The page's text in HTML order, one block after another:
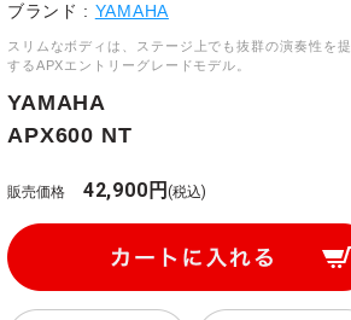
ブランド : YAMAHA
スリムなボディは、ステージ上でも抜群の演奏性を
するAPXエントリーグレードモデル。
YAMAHA
APX600 NT
販売価格 42,900円(税込)